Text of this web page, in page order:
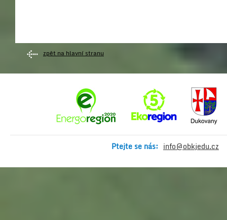
zpět na hlavní stranu
Ptejte se nás: info@obkjedu.cz